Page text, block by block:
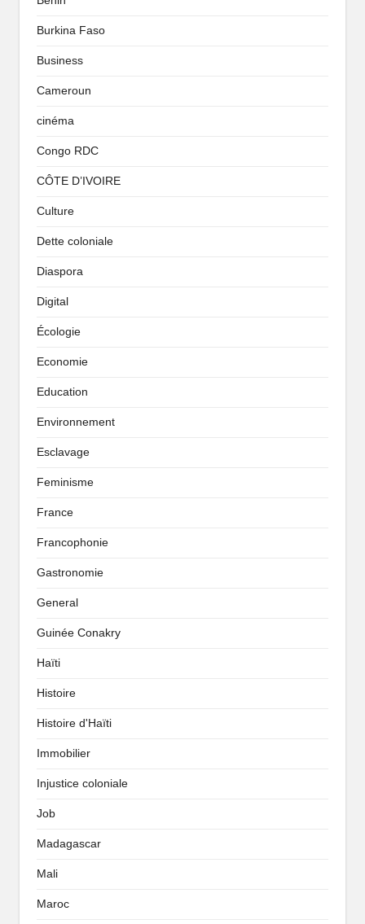
Burkina Faso
Business
Cameroun
cinéma
Congo RDC
CÔTE D’IVOIRE
Culture
Dette coloniale
Diaspora
Digital
Écologie
Economie
Education
Environnement
Esclavage
Feminisme
France
Francophonie
Gastronomie
General
Guinée Conakry
Haïti
Histoire
Histoire d'Haïti
Immobilier
Injustice coloniale
Job
Madagascar
Mali
Maroc